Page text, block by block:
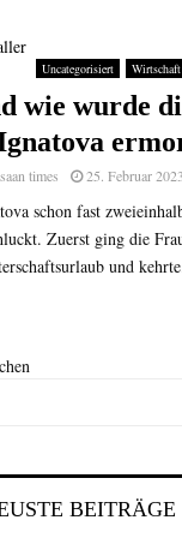
Uncategorisiert Wirtschaft
wie wurde
times 25. Februar 2023
schon fast
Zuerst ging die
und
BEITRÄGE